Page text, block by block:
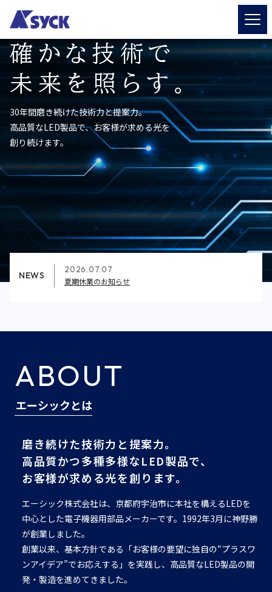
確かな技術で
未来を照らす。
30年間磨き続けた技術力と提案力。
高品質なLED製品で、お客様が求める光を
創り続けます。
NEWS
2026.07.07
夏期休業のお知らせ
ABOUT
エーシックとは
磨き続けた技術力と提案力。
高品質かつ多種多様なLED製品で、
お客様が求める光を創ります。
エーシック株式会社は、京都府宇治市に本社を構えるLEDを
中心とした電子機器用部品メーカーです。1992年3月に神野勝
が創業しました。
創業以来、基本方針である「お客様の要望に独自の“プラスワ
ンアイデア”でお応えする」を実践し、高品質なLED製品の開
発・製造を進めてきました。